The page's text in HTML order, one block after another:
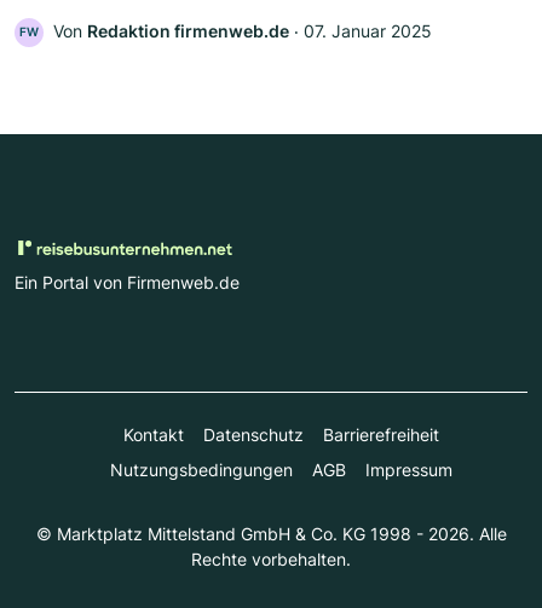
FW Von Redaktion firmenweb.de ‧ 07. Januar 2025
Ein Portal von Firmenweb.de
Kontakt Datenschutz
Barrierefreiheit
Nutzungsbedingungen
AGB Impressum
© Marktplatz Mittelstand GmbH & Co. KG 1998 - 2026. Alle
Rechte vorbehalten.